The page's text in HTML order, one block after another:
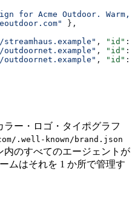
for Acme Outdoor.
},
, "id" :
, "id" :
, "id" :
ー・ロゴ・タイポグラフ
.well-known/brand.json
のすべてのエージェントが
ムはそれを 1 か所で管理す